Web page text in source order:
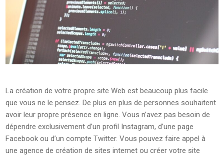
La création de votre propre site Web est beaucoup plus facile
que vous ne le pensez. De plus en plus de personnes souhaitent
avoir leur propre présence en ligne. Vous n’avez pas besoin de
dépendre exclusivement d’un profil Instagram, d’une page
Facebook ou d’un compte Twitter. Vous pouvez faire appel à
une agence de création de sites internet ou créer votre site